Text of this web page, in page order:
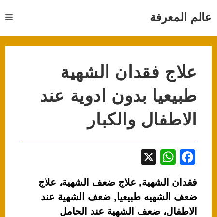
عالم المعرفة
علاج فقدان الشهية
طبيعيا بدون ادوية عند
الاطفال والكبار
F
c
e
W
at
s
فقدان الشهية, علاج ضعف الشهية، علاج
ضعف الشهيه طبيعيا, ضعف الشهية عند
الاطفال، ضعف الشهية عند الحامل